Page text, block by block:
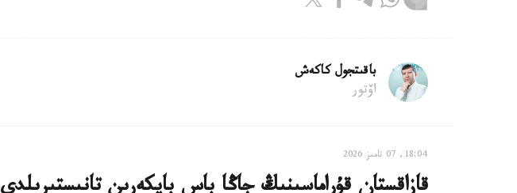
باقىتجول كاكەش
اۆتور
18:04, 07 تامىز 2026